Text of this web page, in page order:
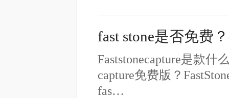
fast stone是否免费
Faststonecapture是款什
capture免费版？
fas…